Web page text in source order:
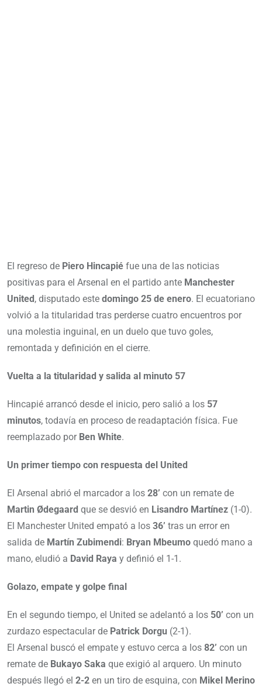
El regreso de Piero Hincapié fue una de las noticias
positivas para el Arsenal en el partido ante Manchester
United, disputado este domingo 25 de enero. El ecuatoriano
volvió a la titularidad tras perderse cuatro encuentros por
una molestia inguinal, en un duelo que tuvo goles,
remontada y definición en el cierre.
Vuelta a la titularidad y salida al minuto 57
Hincapié arrancó desde el inicio, pero salió a los 57
minutos, todavía en proceso de readaptación física. Fue
reemplazado por Ben White.
Un primer tiempo con respuesta del United
El Arsenal abrió el marcador a los 28’ con un remate de
Martin Ødegaard que se desvió en Lisandro Martínez (1-0).
El Manchester United empató a los 36’ tras un error en
salida de Martín Zubimendi: Bryan Mbeumo quedó mano a
mano, eludió a David Raya y definió el 1-1.
Golazo, empate y golpe final
En el segundo tiempo, el United se adelantó a los 50’ con un
zurdazo espectacular de Patrick Dorgu (2-1).
El Arsenal buscó el empate y estuvo cerca a los 82’ con un
remate de Bukayo Saka que exigió al arquero. Un minuto
después llegó el 2-2 en un tiro de esquina, con Mikel Merino